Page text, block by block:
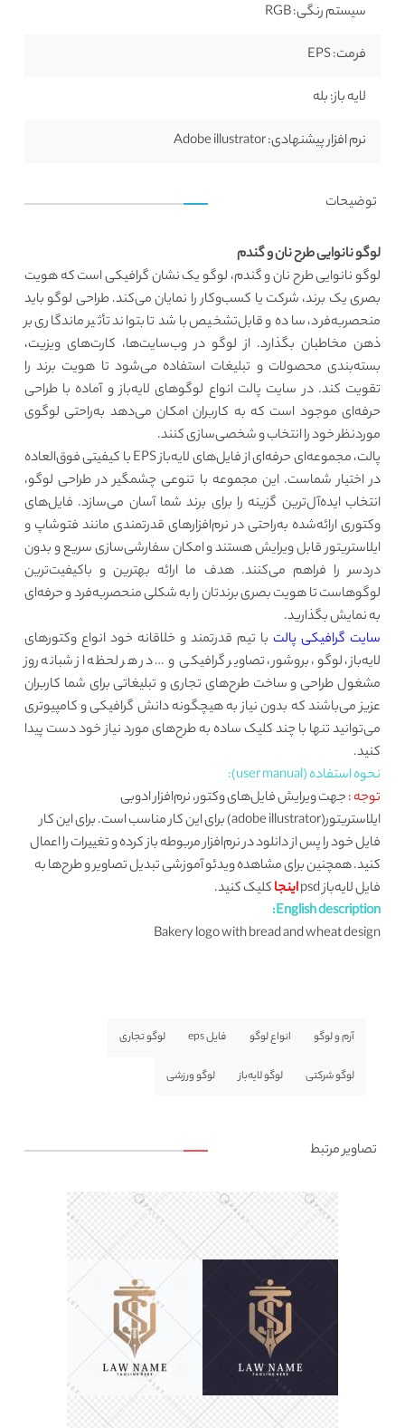
سیستم رنگی:
فرمت:
لایه باز:بله
نرم افزار پیشنهادی:
توضیحات
لوگو نانوایی طرح نان و گندم
لوگو نانوایی طرح نان و گندم، لوگو یک نشان گرافیکی است که هویت
بصری یک برند، شرکت یا کسب‌وکار را نمایان می‌کند. طراحی لوگو باید
منحصربه‌فرد، ساده و قابل‌تشخیص باشد تا بتواند تأثیر ماندگاری بر
ذهن مخاطبان بگذارد. از لوگو در وب‌سایت‌ها، کارت‌های ویزیت،
بسته‌بندی محصولات و تبلیغات استفاده می‌شود تا هویت برند را
تقویت کند. در سایت پالت انواع لوگوهای لایه‌باز و آماده با طراحی
حرفه‌ای موجود است که به کاربران امکان می‌دهد به‌راحتی لوگوی
موردنظر خود را انتخاب و شخصی‌سازی کنند.
پالت، مجموعه‌ای حرفه‌ای از فایل‌های لایه‌باز EPS با کیفیتی فوق‌العاده
در اختیار شماست. این مجموعه با تنوعی چشمگیر در طراحی لوگو،
انتخاب ایده‌آل‌ترین گزینه را برای برند شما آسان می‌سازد. فایل‌های
وکتوری ارائه‌شده به‌راحتی در نرم‌افزارهای قدرتمندی مانند فتوشاپ و
ایلاستریتور قابل ویرایش هستند و امکان سفارشی‌سازی سریع و بدون
دردسر را فراهم می‌کنند. هدف ما ارائه بهترین و باکیفیت‌ترین
لوگوهاست تا هویت بصری برندتان را به شکلی منحصربه‌فرد و حرفه‌ای
به نمایش بگذارید.
سایت گرافیکی پالتبا تیم قدرتمند و خلاقانه خود انواع وکتورهای
لایه‌باز، لوگو، بروشور، تصاویر گرافیکی و … در هر لحظه از شبانه روز
مشغول طراحی و ساخت طرح‌های تجاری و تبلیغاتی برای شما کاربران
عزیز می‌باشند که بدون نیاز به هیچگونه دانش گرافیکی و کامپیوتری
می‌توانید تنها با چند کلیک ساده به طرح‌های مورد نیاز خود دست پیدا
کنید.
نحوه استفاده (user manual):
توجه :جهت ویرایش فایل‌های وکتور، نرم‌افزار ادوبی
ایلاستریتور(adobe illustrator) برای این کار مناسب است. برای این کار
فایل خود را پس از دانلود در نرم‌افزار مربوطه باز کرده و تغییرات را اعمال
کنید. همچنین برای مشاهده ویدئو آموزشی تبدیل تصاویر و طرح‌ها به
فایل لایه‌باز psd
اینجاکلیک کنید.
English description:
Bakery logo with bread and wheat design
آرم و لوگو انواع لوگو فایل eps لوگو تجاری
لوگو شرکتی لوگو لایه‌باز لوگو ورزشی
تصاویر مرتبط